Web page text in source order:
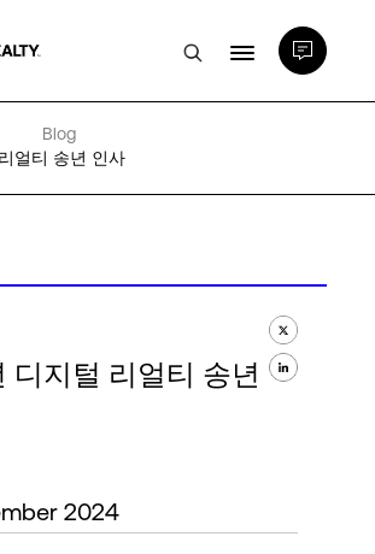
스
Blog
얼티 송년 인사
디지털 리얼티 송년
2024